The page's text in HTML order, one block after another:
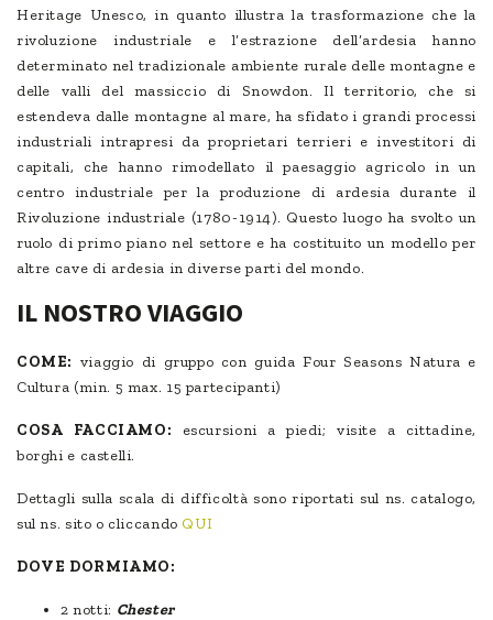
Heritage Unesco, in quanto illustra la trasformazione che la
rivoluzione industriale e l’estrazione dell’ardesia hanno
determinato nel tradizionale ambiente rurale delle montagne e
delle valli del massiccio di Snowdon. Il territorio, che si
estendeva dalle montagne al mare, ha sfidato i grandi processi
industriali intrapresi da proprietari terrieri e investitori di
capitali, che hanno rimodellato il paesaggio agricolo in un
centro industriale per la produzione di ardesia durante il
Rivoluzione industriale (1780-1914). Questo luogo ha svolto un
ruolo di primo piano nel settore e ha costituito un modello per
altre cave di ardesia in diverse parti del mondo.
IL NOSTRO VIAGGIO
COME: viaggio di gruppo con guida Four Seasons Natura e
Cultura (min. 5 max. 15 partecipanti)
COSA FACCIAMO: escursioni a piedi; visite a cittadine,
borghi e castelli.
Dettagli sulla scala di difficoltà sono riportati sul ns. catalogo,
sul ns. sito o cliccando QUI
DOVE DORMIAMO:
2 notti: Chester